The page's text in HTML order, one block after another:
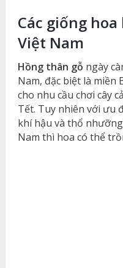
Các giống
Việt Nam
Hồng thân gỗ ngày
Nam, đặc biệt là miền
cho nhu cầu chơi cây
Tết. Tuy nhiên với ưu
khí hậu và thổ
Nam thì hoa có thể